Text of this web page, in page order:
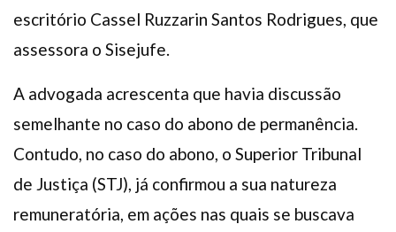
escritório Cassel Ruzzarin Santos Rodrigues, que
assessora o Sisejufe.
A advogada acrescenta que havia discussão
semelhante no caso do abono de permanência.
Contudo, no caso do abono, o Superior Tribunal
de Justiça (STJ), já confirmou a sua natureza
remuneratória, em ações nas quais se buscava